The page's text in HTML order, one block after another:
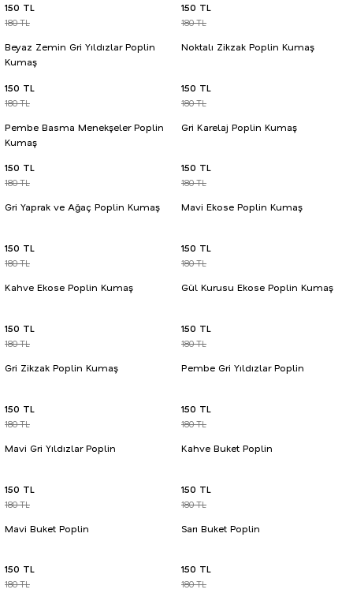
150 TL
180 TL
150 TL
180 TL
Beyaz Zemin Gri Yıldızlar Poplin
Kumaş
150 TL
180 TL
Noktalı Zikzak Poplin Kumaş
150 TL
180 TL
Pembe Basma Menekşeler Poplin
Kumaş
150 TL
180 TL
Gri Karelaj Poplin Kumaş
150 TL
180 TL
Gri Yaprak ve Ağaç Poplin Kumaş
150 TL
180 TL
Mavi Ekose Poplin Kumaş
150 TL
180 TL
Kahve Ekose Poplin Kumaş
150 TL
180 TL
Gül Kurusu Ekose Poplin Kumaş
150 TL
180 TL
Gri Zikzak Poplin Kumaş
150 TL
180 TL
Pembe Gri Yıldızlar Poplin
150 TL
180 TL
Mavi Gri Yıldızlar Poplin
150 TL
180 TL
Kahve Buket Poplin
150 TL
180 TL
Mavi Buket Poplin
150 TL
180 TL
Sarı Buket Poplin
150 TL
180 TL